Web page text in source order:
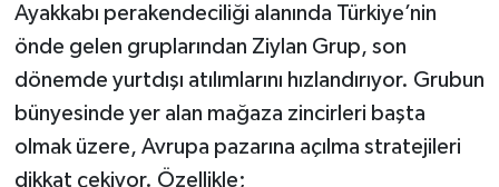
Ayakkabı perakendeciliği alanında Türkiye’nin
önde gelen gruplarından Ziylan Grup, son
dönemde yurtdışı atılımlarını hızlandırıyor. Grubun
bünyesinde yer alan mağaza zincirleri başta
olmak üzere, Avrupa pazarına açılma stratejileri
dikkat çekiyor. Özellikle;